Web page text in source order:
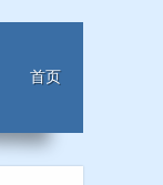
首页